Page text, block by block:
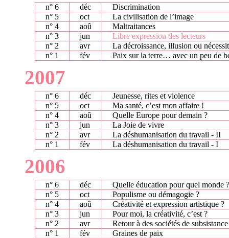
n° 6 déc
Discrimination
n° 5
oct
La civilisation de l’image
n° 4
aoû
Maltraitances
n° 3
jun
Libre expression des lecteurs
n° 2
avr
La décroissance, illusion ou
n° 1
fév Paix sur la terre… avec un peu de
2007
n° 6 déc
Jeunesse, rites et violence
n° 5
oct
Ma santé, c’est mon affaire !
n° 4
aoû
Quelle Europe pour demain ?
n° 3
jun
La Joie de vivre
n° 2
avr
La déshumanisation du travail - II
n° 1
fév La déshumanisation du travail - I
2006
n° 6 déc
Quelle éducation pour quel monde ?
n° 5
oct
Populisme ou démagogie ?
n° 4
aoû
Créativité et expression artistique ?
n° 3
jun
Pour moi, la créativité, c’est ?
n° 2
avr
Retour à des sociétés de
n° 1
fév Graines de paix